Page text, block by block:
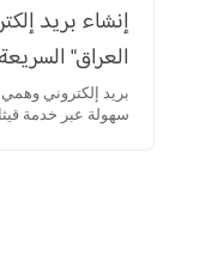
إنشاء بريد
العراق" السريعة
سهولة عبر خدمة